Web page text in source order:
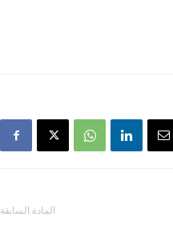
المادة السابقة